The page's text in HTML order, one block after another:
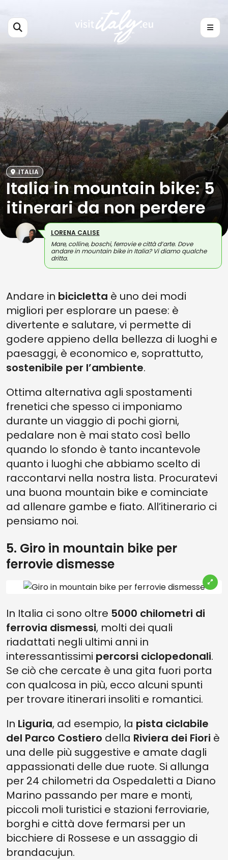
ITALIA
Italia in mountain bike: 5
itinerari da non perdere
LORENA CALISE
Mare, colline, boschi, ferrovie e città d’arte. Dove
andare in mountain bike in Italia? Vi diamo qualche
dritta.
Andare in bicicletta è uno dei modi
migliori per esplorare un paese: è
divertente e salutare, vi permette di
godere appieno della bellezza di luoghi e
paesaggi, è economico e, soprattutto,
sostenibile per l’ambiente.
Ottima alternativa agli spostamenti
frenetici che spesso ci imponiamo
durante un viaggio di pochi giorni,
pedalare non è mai stato così bello
quando lo sfondo è tanto incantevole
quanto i luoghi che abbiamo scelto di
raccontarvi nella nostra lista. Procuratevi
una buona mountain bike e cominciate
ad allenare gambe e fiato. All’itinerario ci
pensiamo noi.
5. Giro in mountain bike per
ferrovie dismesse
In Italia ci sono oltre 5000 chilometri di
ferrovia dismessi, molti dei quali
riadattati negli ultimi anni in
interessantissimi percorsi ciclopedonali.
Se ciò che cercate è una gita fuori porta
con qualcosa in più, ecco alcuni spunti
per trovare itinerari insoliti e romantici.
In Liguria, ad esempio, la pista ciclabile
del Parco Costiero della Riviera dei Fiori è
una delle più suggestive e amate dagli
appassionati delle due ruote. Si allunga
per 24 chilometri da Ospedaletti a Diano
Marino passando per mare e monti,
piccoli moli turistici e stazioni ferroviarie,
borghi e città dove fermarsi per un
bicchiere di Rossese e un assaggio di
brandacujun.